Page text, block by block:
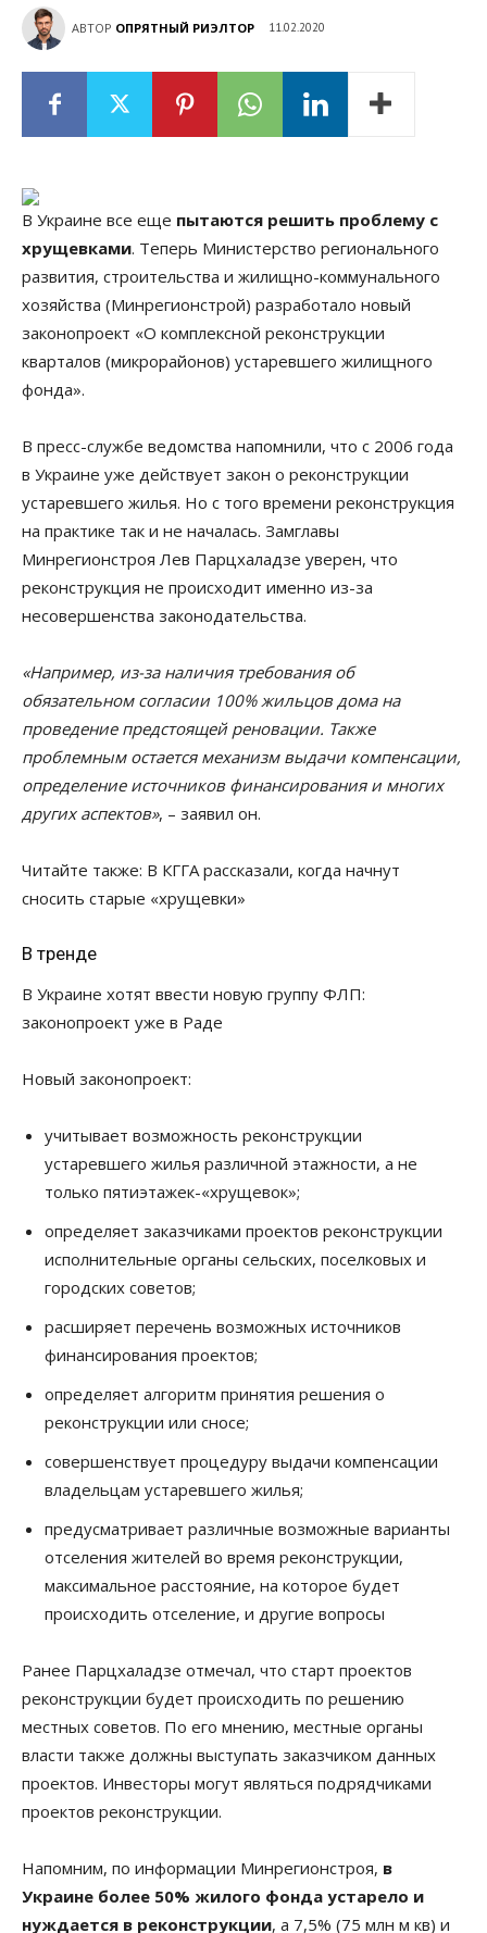
АВТОР ОПРЯТНЫЙ РИЭЛТОР 11.02.2020
В Украине все еще пытаются решить проблему с
хрущевками. Теперь Министерство регионального
развития, строительства и жилищно-коммунального
хозяйства (Минрегионстрой) разработало новый
законопроект «О комплексной реконструкции
кварталов (микрорайонов) устаревшего жилищного
фонда».
В пресс-службе ведомства напомнили, что с 2006 года
в Украине уже действует закон о реконструкции
устаревшего жилья. Но с того времени реконструкция
на практике так и не началась. Замглавы
Минрегионстроя Лев Парцхаладзе уверен, что
реконструкция не происходит именно из-за
несовершенства законодательства.
«Например, из-за наличия требования об
обязательном согласии 100% жильцов дома на
проведение предстоящей реновации. Также
проблемным остается механизм выдачи компенсации,
определение источников финансирования и многих
других аспектов», – заявил он.
Читайте также: В КГГА рассказали, когда начнут
сносить старые «хрущевки»
В тренде
В Украине хотят ввести новую группу ФЛП:
законопроект уже в Раде
Новый законопроект:
учитывает возможность реконструкции
устаревшего жилья различной этажности, а не
только пятиэтажек-«хрущевок»;
определяет заказчиками проектов реконструкции
исполнительные органы сельских, поселковых и
городских советов;
расширяет перечень возможных источников
финансирования проектов;
определяет алгоритм принятия решения о
реконструкции или сносе;
совершенствует процедуру выдачи компенсации
владельцам устаревшего жилья;
предусматривает различные возможные варианты
отселения жителей во время реконструкции,
максимальное расстояние, на которое будет
происходить отселение, и другие вопросы
Ранее Парцхаладзе отмечал, что старт проектов
реконструкции будет происходить по решению
местных советов. По его мнению, местные органы
власти также должны выступать заказчиком данных
проектов. Инвесторы могут являться подрядчиками
проектов реконструкции.
Напомним, по информации Минрегионстроя, в
Украине более 50% жилого фонда устарело и
нуждается в реконструкции, а 7,5% (75 млн м кв) и